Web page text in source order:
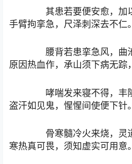
其患若要便安愈，加
手臂拘挛急，尺泽刺深去不仁。
腰背若患挛急风，曲
原因热血作，承山须下病无踪，
哮喘发来寝不得，丰
盗汗如见鬼，惺惺间使便下针。
骨寒髓冷火来烧，灵
寒热真可畏，须知虚实可用意。